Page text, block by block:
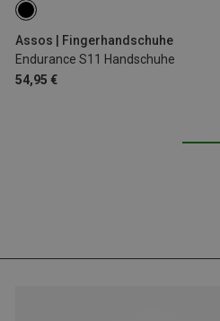
Assos | Fingerhandschuhe
Endurance S11 Handschuhe
54,95 €
S